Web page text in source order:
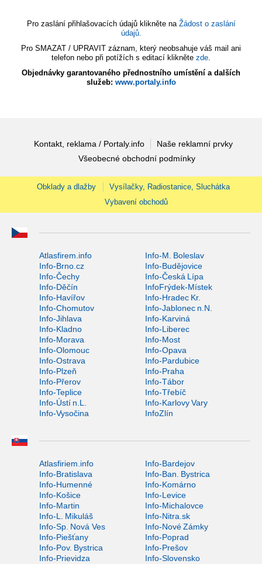
Pro zaslání přihlašovacích údajů klikněte na Žádost o zaslání
údajů.
Pro SMAZAT / UPRAVIT záznam, který neobsahuje váš mail ani
telefon nebo při potížích s editací klikněte zde.
Objednávky garantovaného přednostního umístění a dalších
služeb: www.portaly.info
Kontakt, reklama / Portaly.info
Naše reklamní prvky
Všeobecné obchodní podmínky
Obklady a dlažby
Vysílačky, Radiostanice, Sluchátka
Vybavení obchodů
Atlasfirem.info
Info-M. Boleslav
Info-Brno.cz
Info-Budějovice
Info-Čechy
Info-Česká Lípa
Info-Děčín
InfoFrýdek-Místek
Info-Havířov
Info-Hradec Kr.
Info-Chomutov
Info-Jablonec n.N.
Info-Jihlava
Info-Karviná
Info-Kladno
Info-Liberec
Info-Morava
Info-Most
Info-Olomouc
Info-Opava
Info-Ostrava
Info-Pardubice
Info-Plzeň
Info-Praha
Info-Přerov
Info-Tábor
Info-Teplice
Info-Třebíč
Info-Ústí n.L.
Info-Karlovy Vary
Info-Vysočina
InfoZlín
Atlasfiriem.info
Info-Bardejov
Info-Bratislava
Info-Ban. Bystrica
Info-Humenné
Info-Komárno
Info-Košice
Info-Levice
Info-Martin
Info-Michalovce
Info-L. Mikuláš
Info-Nitra.sk
Info-Sp. Nová Ves
Info-Nové Zámky
Info-Piešťany
Info-Poprad
Info-Pov. Bystrica
Info-Prešov
Info-Prievidza
Info-Slovensko